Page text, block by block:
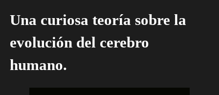
Una curiosa teoría sobre la
evolución del cerebro
humano.